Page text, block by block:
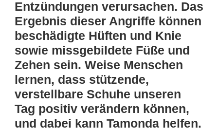
Entzündungen verursachen. Das
Ergebnis dieser Angriffe können
beschädigte Hüften und Knie
sowie missgebildete Füße und
Zehen sein. Weise Menschen
lernen, dass stützende,
verstellbare Schuhe unseren
Tag positiv verändern können,
und dabei kann Tamonda helfen.